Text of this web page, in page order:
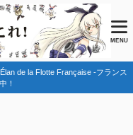
MENU
de la Flotte Française -フランス
！